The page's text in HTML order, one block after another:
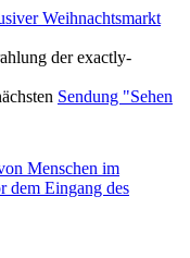
Weihnachtsmarkt
der exactly-
Sendung "Sehen